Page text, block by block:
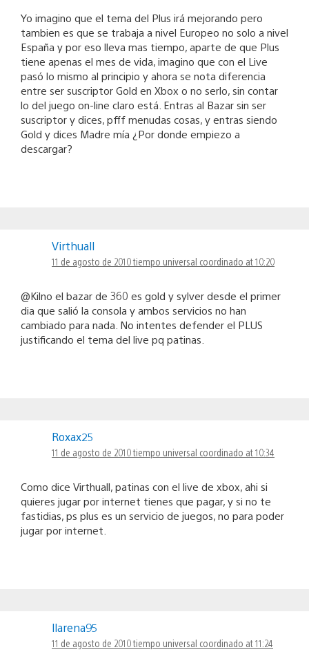
Yo imagino que el tema del Plus irá mejorando pero
tambien es que se trabaja a nivel Europeo no solo a nivel
España y por eso lleva mas tiempo, aparte de que Plus
tiene apenas el mes de vida, imagino que con el Live
pasó lo mismo al principio y ahora se nota diferencia
entre ser suscriptor Gold en Xbox o no serlo, sin contar
lo del juego on-line claro está. Entras al Bazar sin ser
suscriptor y dices, pfff menudas cosas, y entras siendo
Gold y dices Madre mía ¿Por donde empiezo a
descargar?
Virthuall
11 de agosto de 2010 tiempo universal coordinado at 10:20
@Kilno el bazar de 360 es gold y sylver desde el primer
dia que salió la consola y ambos servicios no han
cambiado para nada. No intentes defender el PLUS
justificando el tema del live pq patinas.
Roxax25
11 de agosto de 2010 tiempo universal coordinado at 10:34
Como dice Virthuall, patinas con el live de xbox, ahi si
quieres jugar por internet tienes que pagar, y si no te
fastidias, ps plus es un servicio de juegos, no para poder
jugar por internet.
llarena95
11 de agosto de 2010 tiempo universal coordinado at 11:24